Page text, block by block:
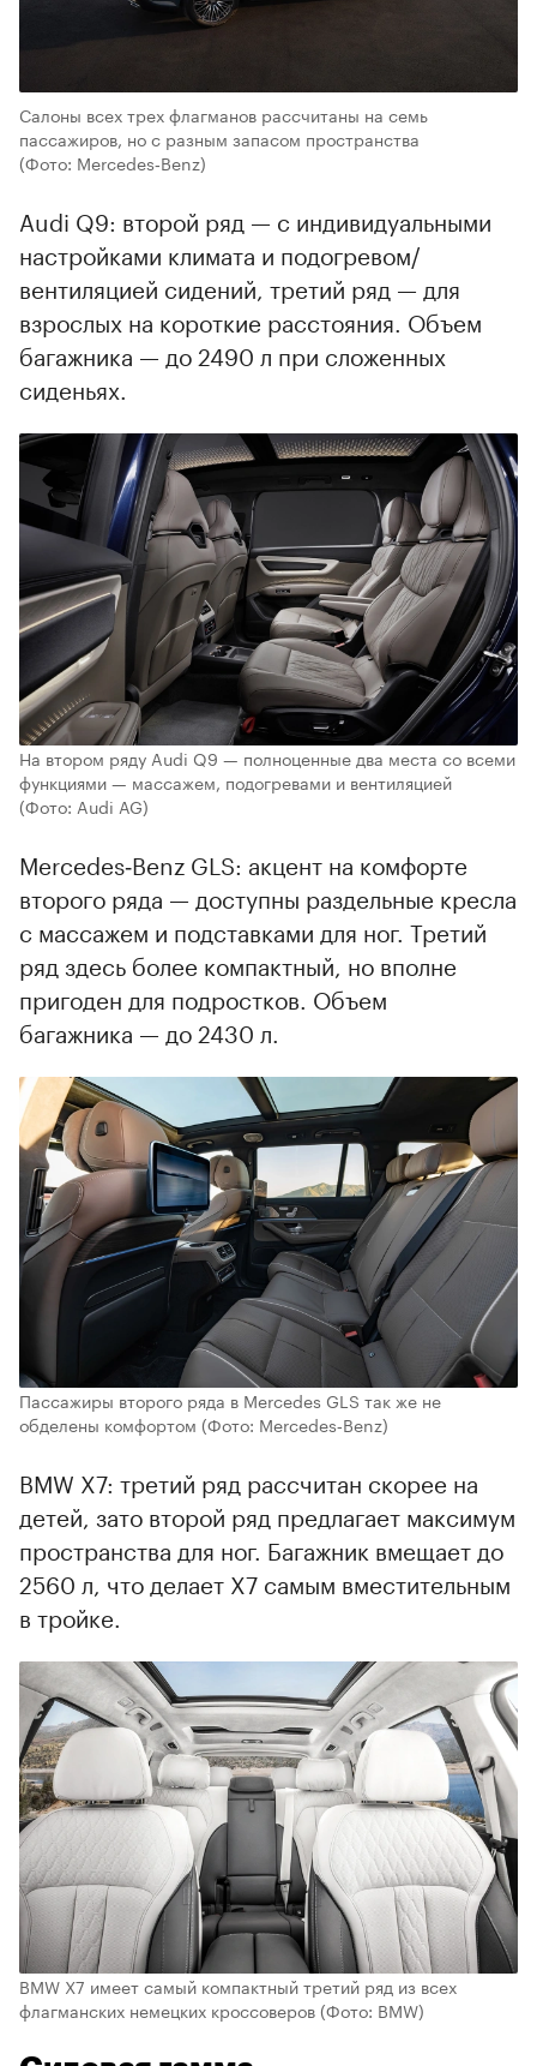
Салоны всех трех флагманов рассчитаны на семь
пассажиров, но с разным запасом пространства
(Фото: Mercedes‑Benz)
Audi Q9: второй ряд — с индивидуальными
настройками климата и подогревом/
вентиляцией сидений, третий ряд — для
взрослых на короткие расстояния. Объем
багажника — до 2490 л при сложенных
сиденьях.
На втором ряду Audi Q9 — полноценные два места со всеми
функциями — массажем, подогревами и вентиляцией
(Фото: Audi AG)
Mercedes‑Benz GLS: акцент на комфорте
второго ряда — доступны раздельные кресла
с массажем и подставками для ног. Третий
ряд здесь более компактный, но вполне
пригоден для подростков. Объем
багажника — до 2430 л.
Пассажиры второго ряда в Mercedes GLS так же не
обделены комфортом (Фото: Mercedes‑Benz)
BMW X7: третий ряд рассчитан скорее на
детей, зато второй ряд предлагает максимум
пространства для ног. Багажник вмещает до
2560 л, что делает X7 самым вместительным
в тройке.
BMW X7 имеет самый компактный третий ряд из всех
флагманских немецких кроссоверов(Фото: BMW)